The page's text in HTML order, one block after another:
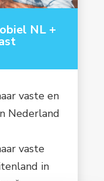
NL +
vaste en
Nederland
vaste
in